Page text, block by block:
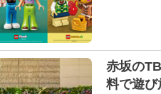
赤坂の
料で遊び